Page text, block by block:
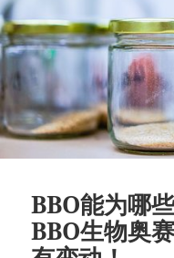
BBO能为哪
BBO生物奥